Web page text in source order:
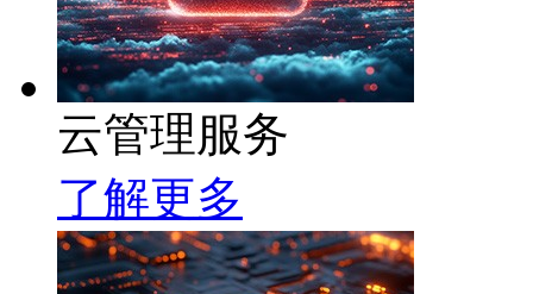
云管理服务
了解更多